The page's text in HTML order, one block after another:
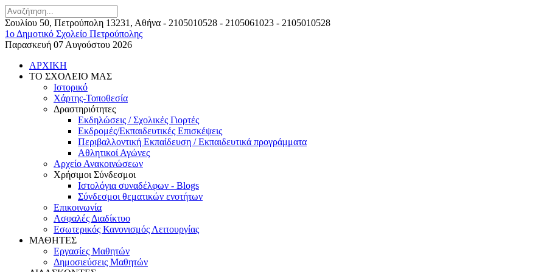
Σουλίου 50, Πετρούπολη 13231, Αθήνα - 2105010528 - 2105061023 - 2105010528
1ο Δημοτικό Σχολείο Πετρούπολης
Παρασκευή 07 Αυγούστου 2026
ΑΡΧΙΚΗ
ΤΟ ΣΧΟΛΕΙΟ ΜΑΣ
Ιστορικό
Χάρτης-Τοποθεσία
Δραστηριότητες
Εκδηλώσεις / Σχολικές Γιορτές
Εκδρομές/Εκπαιδευτικές Επισκέψεις
Περιβαλλοντική Εκπαίδευση / Εκπαιδευτικά προγράμματα
Αθλητικοί Αγώνες
Αρχείο Ανακοινώσεων
Χρήσιμοι Σύνδεσμοι
Ιστολόγια συναδέλφων - Blogs
Σύνδεσμοι θεματικών ενοτήτων
Επικοινωνία
Ασφαλές Διαδίκτυο
Εσωτερικός Κανονισμός Λειτουργίας
ΜΑΘΗΤΕΣ
Εργασίες Μαθητών
Δημοσιεύσεις Μαθητών